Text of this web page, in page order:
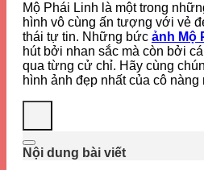
Mộ Phái Linh là một trong
hình vô cùng ấn tượng với vẻ
thái tự tin. Những bức ảnh Mộ
hút bởi nhan sắc mà còn bởi
qua từng cử chỉ. Hãy cùng
hình ảnh đẹp nhất của cô nàng
Nội dung bài viết